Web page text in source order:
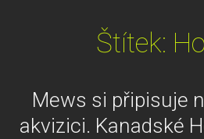
Štítek:
Mews si připisuje
akvizici. Kanadské